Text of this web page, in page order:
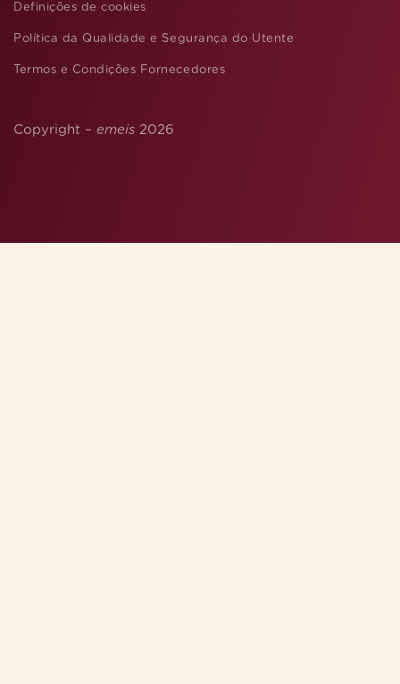
Definições de cookies
Política da Qualidade e Segurança do Utente
Termos e Condições Fornecedores
Copyright – emeis 2026